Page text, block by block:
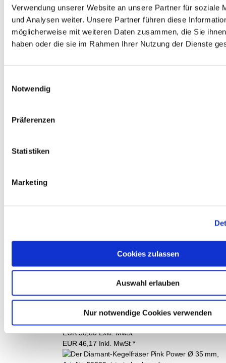
Verwendung unserer Website an unsere Partner für soziale
und Analysen weiter. Unsere Partner führen diese
möglicherweise mit weiteren Daten zusammen, die Sie
haben oder die sie im Rahmen Ihrer Nutzung der Dienste
Notwendig
Präferenzen
Statistiken
Marketing
Cookies zulassen
Auswahl erlauben
Nur notwendige Cookies verwenden
EUR41,95Exkl. MwSt *
EUR
49,92 Inkl. MwSt
4er Diamant-Handfeile-
Set mit Körnung 200 I
Art.-Nr. 12040
EUR38,80Exkl. MwSt *
EUR46,17 Inkl. MwSt *